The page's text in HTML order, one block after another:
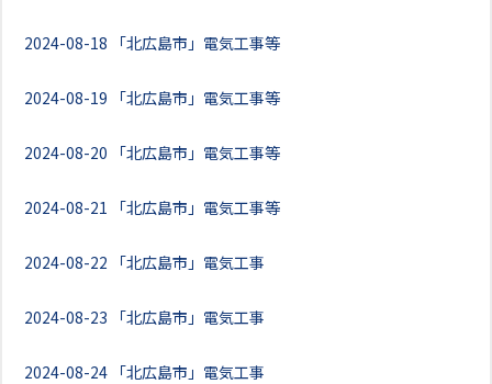
2024-08-18 「北広島市」電気工事等
2024-08-19 「北広島市」電気工事等
2024-08-20 「北広島市」電気工事等
2024-08-21 「北広島市」電気工事等
2024-08-22 「北広島市」電気工事
2024-08-23 「北広島市」電気工事
2024-08-24 「北広島市」電気工事